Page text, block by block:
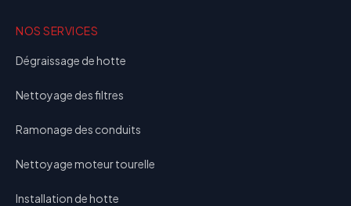
NOS SERVICES
Dégraissage de hotte
Nettoyage des filtres
Ramonage des conduits
Nettoyage moteur tourelle
Installation de hotte